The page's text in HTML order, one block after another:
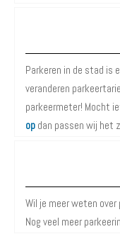
Parkeren in de stad is
veranderen
parkeermeter! Mocht
op dan passen wij het
Wil je meer weten
Nog veel meer